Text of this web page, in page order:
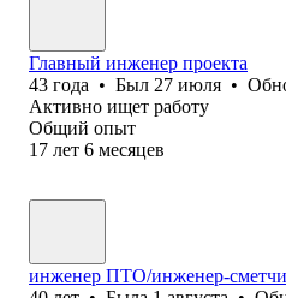
Главный инженер проекта
43 года • Был 27 июля •
Активно ищет работу
Общий опыт
17 лет 6 месяцев
инженер ПТО/инженер-